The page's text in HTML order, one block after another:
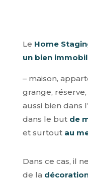
Le Home
un bien
– maison,
grange,
aussi bien dans
dans le but de
et surtout au
Dans ce cas, il
de la